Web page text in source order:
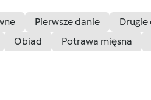
Pierwsze danie Drugie
Obiad Potrawa mięsna